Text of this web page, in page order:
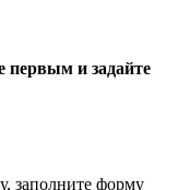
первым и задайте
заполните форму